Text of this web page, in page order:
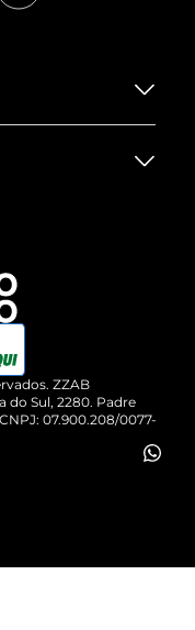
ZZAB
do Sul, 2280. Padre
07.900.208/0077-